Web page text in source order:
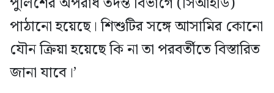
পাঠানো হয়েছে। শিশুটির সঙ্গে আসামির কোনো
যৌন ক্রিয়া হয়েছে কি না তা পরবর্তীতে বিস্তারিত
জানা যাবে।’